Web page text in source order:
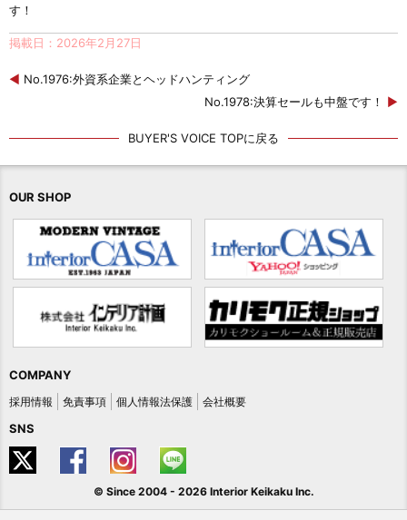
す！
掲載日：2026年2月27日
◀ No.1976:外資系企業とヘッドハンティング
No.1978:決算セールも中盤です！ ▶
BUYER'S VOICE TOPに戻る
OUR SHOP
COMPANY
採用情報 免責事項 個人情報法保護 会社概要
SNS
© Since 2004 - 2026 Interior Keikaku Inc.